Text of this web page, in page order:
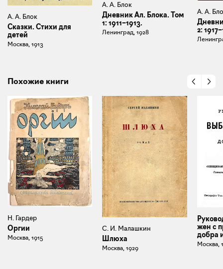
А. А. Блок
Сказки. Стихи для
детей
Москва, 1913
А. А. Блок
Дневник Ал. Блока. Том
1: 1911–1913.
Ленинград, 1928
А. А.
2:
Похожие книги
Н. Гардер
Оргии
Москва, 1915
С. И. Малашкин
Шлюха
Москва, 1929
жен с
добра
Москва,